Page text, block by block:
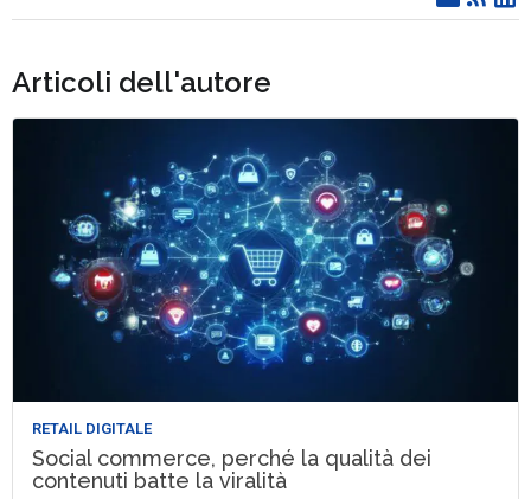
Articoli dell'autore
RETAIL DIGITALE
Social commerce, perché la qualità dei
contenuti batte la viralità